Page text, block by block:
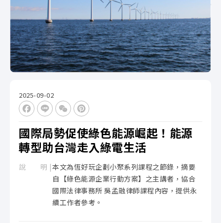
2025-09-02
Facebook
Line WeChatPinterest
國際局勢促使綠色能源崛起！能源
轉型助台灣走入綠電生活
說 明 |本文為恆好玩企劃小聚系列課程之節錄，摘要
自【綠色能源企業行動方案】之主講者，協合
國際法律事務所 吳孟融律師課程內容，提供永
續工作者參考。